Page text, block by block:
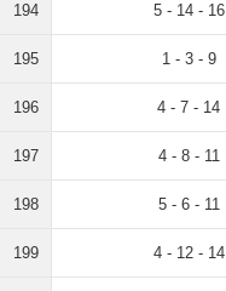
194 5 - 14 - 16
195 1 - 3 - 9
196 4 - 7 - 14
197 4 - 8 - 11
198 5 - 6 - 11
199 4 - 12 - 14